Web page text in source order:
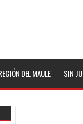
Los Remembers
escolares
críticas contra
DEL MAULE SIN